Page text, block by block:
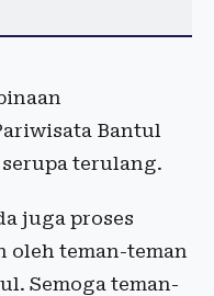
Bantul
terulang.
juga proses
oleh teman-teman
Semoga teman-